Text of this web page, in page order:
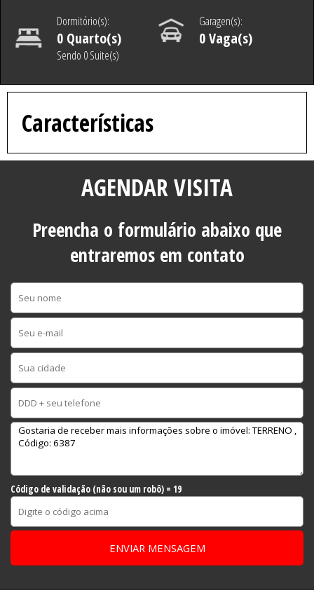
Dormitório(s):
0 Quarto(s)
Sendo 0 Suite(s)
Garagen(s):
0 Vaga(s)
Características
AGENDAR VISITA
Preencha o formulário abaixo que
entraremos em contato
Código de validação (não sou um robô) = 19
ENVIAR MENSAGEM